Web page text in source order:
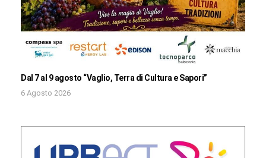
Dal 7 al 9 agosto “Vaglio, Terra di Cultura e Sapori”
6 Agosto 2026